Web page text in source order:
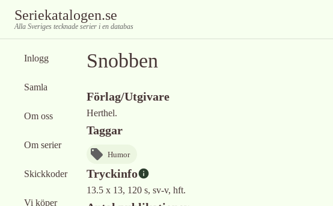
Seriekatalogen.se
Alla Sveriges tecknade serier i en databas
Inlogg
Samla
Om oss
Om serier
Skickkoder
Vi köper
Snobben
Förlag/Utgivare
Herthel.
Taggar
Humor
Tryckinfo
13.5 x 13, 120 s, sv-v, hft.